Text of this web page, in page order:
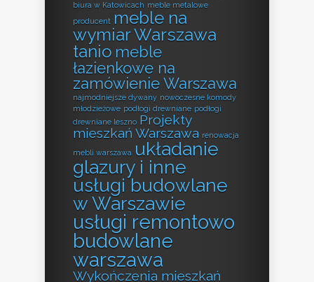
biura w Katowicach meble metalowe
producent meble na
wymiar Warszawa
tanio meble
łazienkowe na
zamówienie Warszawa
najmodniejsze dywany nowoczesne komody
młodzieżowe podłogi drewniane podłogi
drewniane leszno Projekty
mieszkań Warszawa renowacja
mebli warszawa układanie
glazury i inne
usługi budowlane
w Warszawie
usługi remontowo
budowlane
warszawa
Wykończenia mieszkań